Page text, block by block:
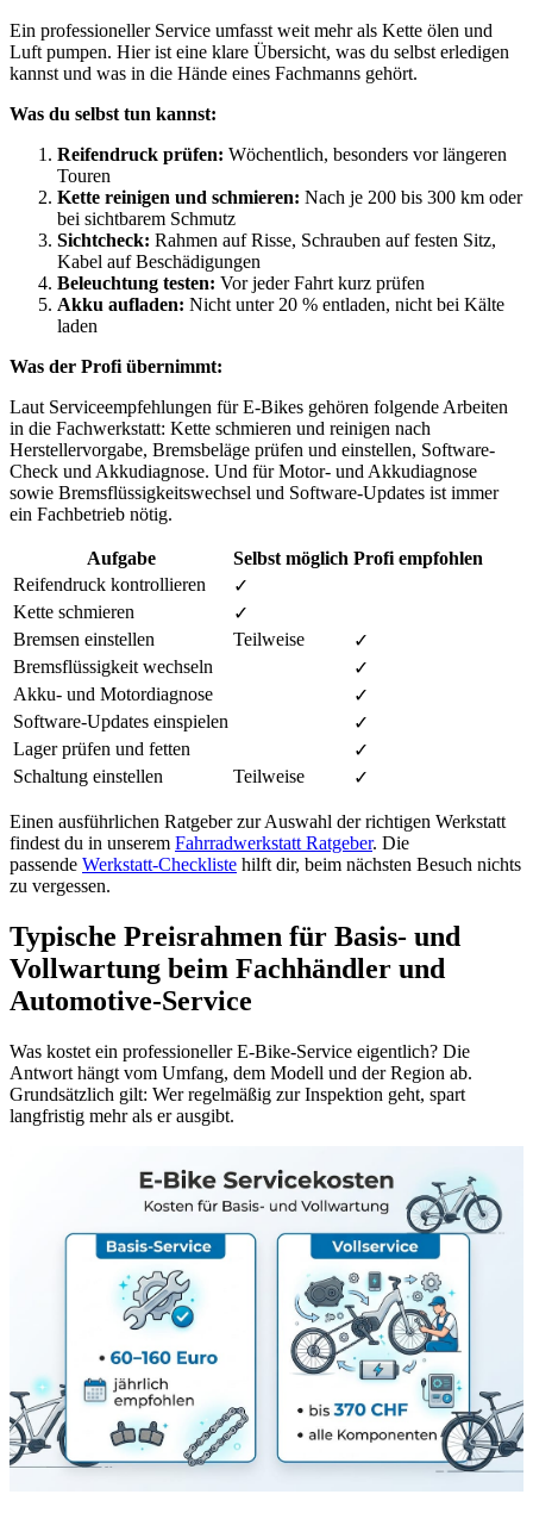
Ein professioneller Service umfasst weit mehr als Kette ölen und
Luft pumpen. Hier ist eine klare Übersicht, was du selbst erledigen
kannst und was in die Hände eines Fachmanns gehört.
Was du selbst tun kannst:
Reifendruck prüfen: Wöchentlich, besonders vor längeren
Touren
Kette reinigen und schmieren: Nach je 200 bis 300 km oder
bei sichtbarem Schmutz
Sichtcheck: Rahmen auf Risse, Schrauben auf festen Sitz,
Kabel auf Beschädigungen
Beleuchtung testen: Vor jeder Fahrt kurz prüfen
Akku aufladen: Nicht unter 20 % entladen, nicht bei Kälte
laden
Was der Profi übernimmt:
Laut Serviceempfehlungen für E-Bikes gehören folgende Arbeiten
in die Fachwerkstatt: Kette schmieren und reinigen nach
Herstellervorgabe, Bremsbeläge prüfen und einstellen, Software-
Check und Akkudiagnose. Und für Motor- und Akkudiagnose
sowie Bremsflüssigkeitswechsel und Software-Updates ist immer
ein Fachbetrieb nötig.
Aufgabe Selbst möglich Profi empfohlen
Reifendruck kontrollieren
✓
Kette schmieren
✓
Bremsen einstellen
Teilweise
✓
Bremsflüssigkeit wechseln
✓
Akku- und Motordiagnose
✓
Software-Updates einspielen
✓
Lager prüfen und fetten
✓
Schaltung einstellen
Teilweise ✓
Einen ausführlichen Ratgeber zur Auswahl der richtigen Werkstatt
findest du in unserem Fahrradwerkstatt Ratgeber. Die
passende Werkstatt-Checkliste hilft dir, beim nächsten Besuch nichts
zu vergessen.
Typische Preisrahmen für Basis- und
Vollwartung beim Fachhändler und
Automotive-Service
Was kostet ein professioneller E-Bike-Service eigentlich? Die
Antwort hängt vom Umfang, dem Modell und der Region ab.
Grundsätzlich gilt: Wer regelmäßig zur Inspektion geht, spart
langfristig mehr als er ausgibt.